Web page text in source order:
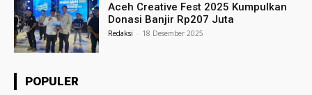
Aceh Creative Fest 2025 Kumpulkan
Donasi Banjir Rp207 Juta
Redaksi - 18 Desember 2025
POPULER